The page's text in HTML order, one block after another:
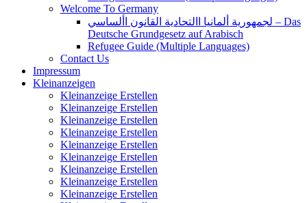
Welcome To Germany
لجمهورية ألمانيا االتحادية القانون األساسي – Das
Deutsche Grundgesetz auf Arabisch
Refugee Guide (Multiple Languages)
Contact Us
Impressum
Kleinanzeigen
Kleinanzeige Erstellen
Kleinanzeige Erstellen
Kleinanzeige Erstellen
Kleinanzeige Erstellen
Kleinanzeige Erstellen
Kleinanzeige Erstellen
Kleinanzeige Erstellen
Kleinanzeige Erstellen
Kleinanzeige Erstellen